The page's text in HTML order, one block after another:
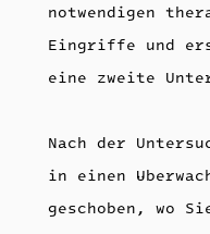
notwendigen
Eingriffe und
eine zweite
Nach der
in einen
geschoben, wo